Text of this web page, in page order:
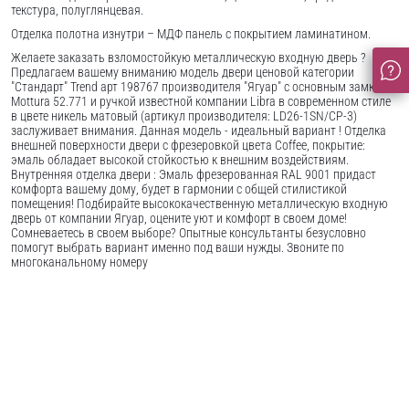
текстура, полуглянцевая.
Отделка полотна изнутри – МДФ панель с покрытием ламинатином.
Желаете заказать взломостойкую металлическую входную дверь ?
Предлагаем вашему вниманию модель двери ценовой категории
"Стандарт" Trend арт 198767 производителя "Ягуар" с основным замком
Mottura 52.771 и ручкой известной компании Libra в современном стиле
в цвете никель матовый (артикул производителя: LD26-1SN/CP-3)
заслуживает внимания. Данная модель - идеальный вариант ! Отделка
внешней поверхности двери с фрезеровкой цвета Coffee, покрытие:
эмаль обладает высокой стойкостью к внешним воздействиям.
Внутренняя отделка двери : Эмаль фрезерованная RAL 9001 придаст
комфорта вашему дому, будет в гармонии с общей стилистикой
помещения! Подбирайте высококачественную металлическую входную
дверь от компании Ягуар, оцените уют и комфорт в своем доме!
Сомневаетесь в своем выборе? Опытные консультанты безусловно
помогут выбрать вариант именно под ваши нужды. Звоните по
многоканальному номеру